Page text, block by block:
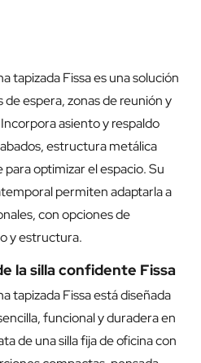
tapizada Fissa es una solución
de espera, zonas de reunión y
asiento y respaldo
estructura metálica
optimizar el espacio. Su
permiten adaptarla a
con opciones de
y estructura.
la silla confidente Fissa
tapizada Fissa está diseñada
funcional y duradera en
de una silla fija de oficina con